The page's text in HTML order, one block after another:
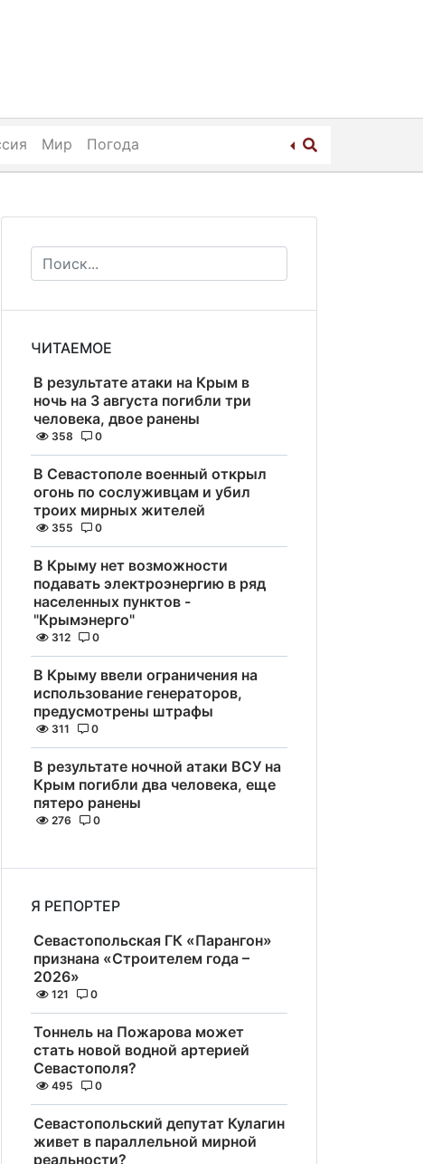
Мир Погода
ЧИТАЕМОЕ
В результате атаки на Крым в
ночь на 3 августа погибли три
человека, двое ранены
358 0
В Севастополе военный открыл
огонь по сослуживцам и убил
троих мирных жителей
355 0
В Крыму нет возможности
подавать электроэнергию в ряд
населенных пунктов -
"Крымэнерго"
312 0
В Крыму ввели ограничения на
использование генераторов,
предусмотрены штрафы
311 0
В результате ночной атаки ВСУ на
Крым погибли два человека, еще
пятеро ранены
276 0
Я РЕПОРТЕР
Севастопольская ГК «Парангон»
признана «Строителем года –
2026»
121 0
Тоннель на Пожарова может
стать новой водной артерией
Севастополя?
495 0
Севастопольский депутат Кулагин
живет в параллельной мирной
реальности?